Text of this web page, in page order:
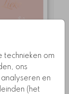
technieken om
ons
en
(het